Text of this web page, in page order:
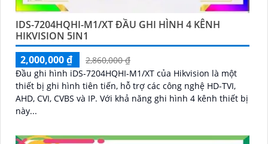
IDS-7204HQHI-M1/XT ĐẦU GHI HÌNH 4 KÊNH
HIKVISION 5IN1
2,000,000 ₫
2,860,000 ₫
Đầu ghi hình iDS-7204HQHI-M1/XT của Hikvision là một
thiết bị ghi hình tiên tiến, hỗ trợ các công nghệ HD-TVI,
AHD, CVI, CVBS và IP. Với khả năng ghi hình 4 kênh thiết bị
này...